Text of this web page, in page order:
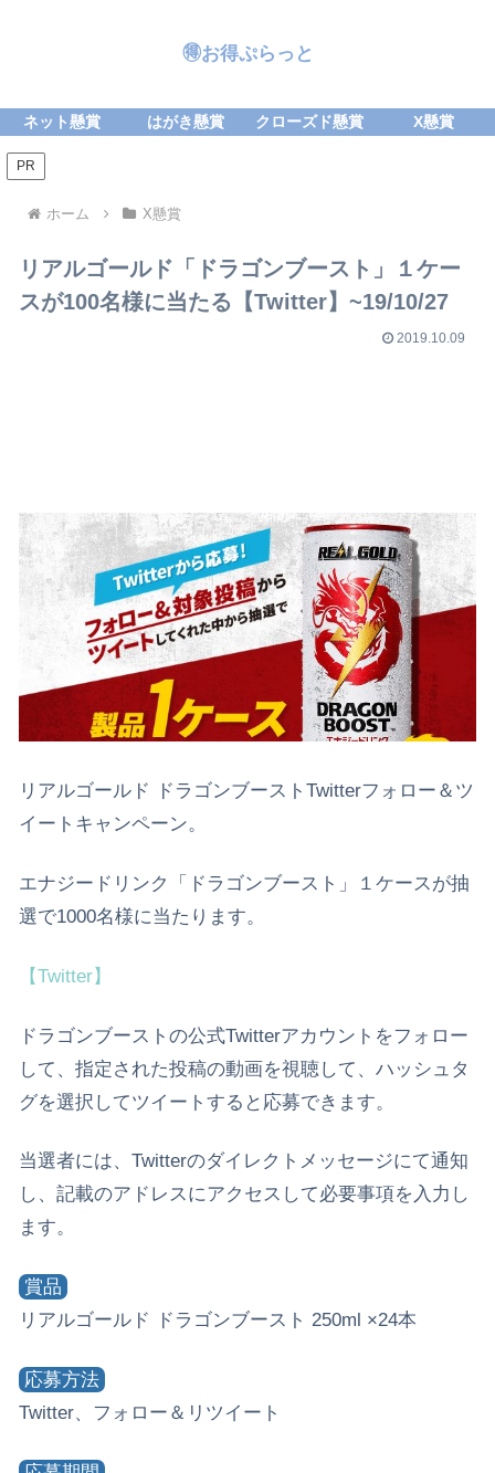
🉐お得ぷらっと
ネット懸賞 はがき懸賞 クローズド懸賞 X懸賞
PR
ホーム X懸賞
リアルゴールド「ドラゴンブースト」１ケー
スが100名様に当たる【Twitter】~19/10/27
2019.10.09
リアルゴールド ドラゴンブーストTwitterフォロー＆ツ
イートキャンペーン。
エナジードリンク「ドラゴンブースト」１ケースが抽
選で1000名様に当たります。
【Twitter】
ドラゴンブーストの公式Twitterアカウントをフォロー
して、指定された投稿の動画を視聴して、ハッシュタ
グを選択してツイートすると応募できます。
当選者には、Twitterのダイレクトメッセージにて通知
し、記載のアドレスにアクセスして必要事項を入力し
ます。
賞品
リアルゴールド ドラゴンブースト 250ml ×24本
応募方法
Twitter、フォロー＆リツイート